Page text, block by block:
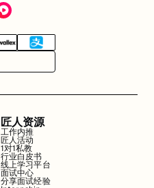
匠人资源
工作内推
匠人活动
1对1私教
行业白皮书
线上学习平台
面试中心
分享面试经验